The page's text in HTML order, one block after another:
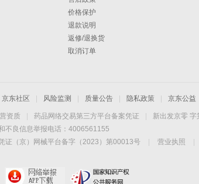
价格保护
退款说明
返修/退换货
取消订单
京东社区 风险监测 质量公告 隐私政策 京东公益
资质 药品网络交易第三方平台备案凭证
新出发京零
不良信息举报电话：4006561155
证（京）网械平台备字（2023）第00013号 营业执照